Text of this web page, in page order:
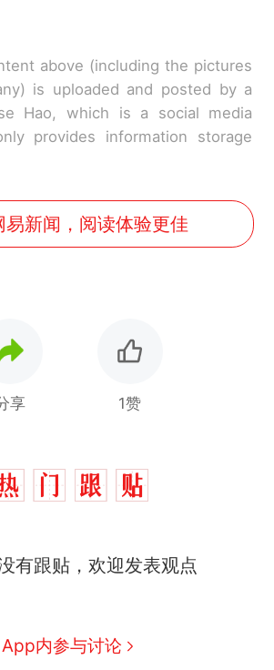
above (including the pictures
is uploaded and posted by a
Hao, which is a social media
provides information storage
易新闻，阅读体验更佳
享 1赞
有跟贴，欢迎发表观点
App内参与讨论
争议，此前一天内数万人从摩
新 费大厨“全国小炒肉大王”称
窝，原地守1天等它长大：挖了
140多朵
美国一场追捕行动中，一男子